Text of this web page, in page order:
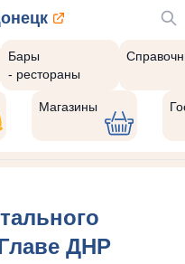
Бары
- рестораны
Магазины
ДНР